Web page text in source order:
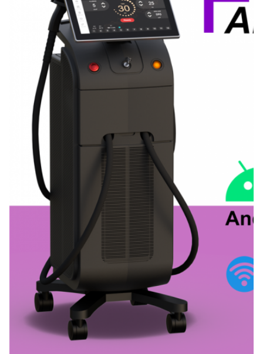
डायोड लेजर बाल हटाने की मशीन